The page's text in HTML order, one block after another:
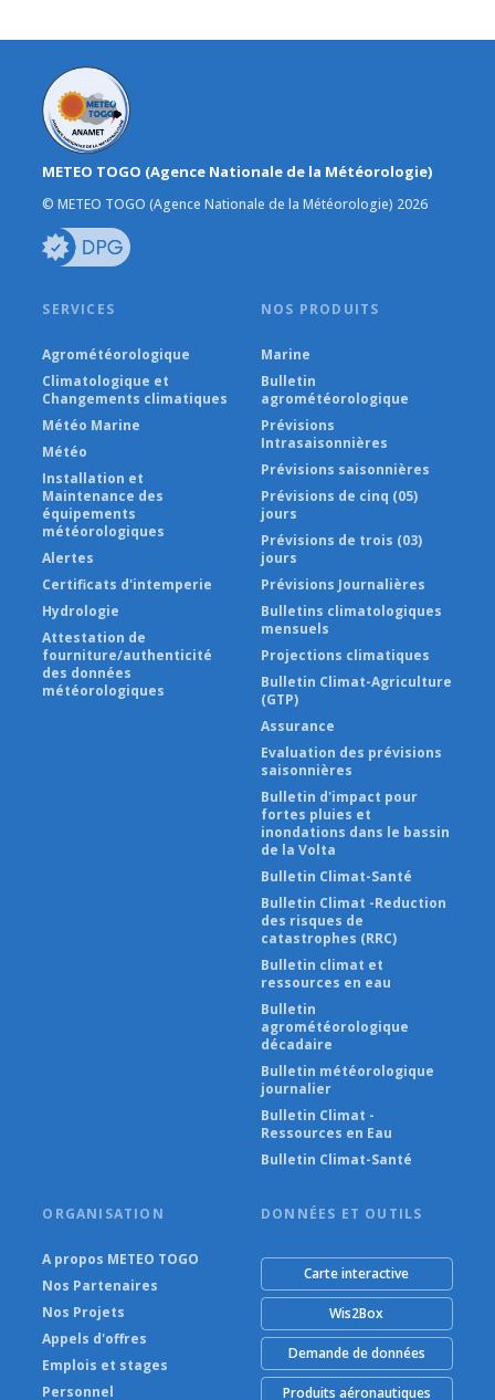
METEO TOGO (Agence Nationale de la Météorologie)
© METEO TOGO (Agence Nationale de la Météorologie) 2026
SERVICES
Agrométéorologique
Climatologique et
Changements climatiques
Météo Marine
Météo
Installation et
Maintenance des
équipements
météorologiques
Alertes
Certificats d'intemperie
Hydrologie
Attestation de
fourniture/authenticité
des données
météorologiques
NOS PRODUITS
Marine
Bulletin
agrométéorologique
Prévisions
Intrasaisonnières
Prévisions saisonnières
Prévisions de cinq (05)
jours
Prévisions de trois (03)
jours
Prévisions Journalières
Bulletins climatologiques
mensuels
Projections climatiques
Bulletin Climat-Agriculture
(GTP)
Assurance
Evaluation des prévisions
saisonnières
Bulletin d'impact pour
fortes pluies et
inondations dans le bassin
de la Volta
Bulletin Climat-Santé
Bulletin Climat -Reduction
des risques de
catastrophes (RRC)
Bulletin climat et
ressources en eau
Bulletin
agrométéorologique
décadaire
Bulletin météorologique
journalier
Bulletin Climat -
Ressources en Eau
Bulletin Climat-Santé
ORGANISATION
A propos METEO TOGO
Nos Partenaires
Nos Projets
Appels d'offres
Emplois et stages
Personnel
DONNÉES ET OUTILS
Carte interactive
Wis2Box
Demande de données
Produits aéronautiques